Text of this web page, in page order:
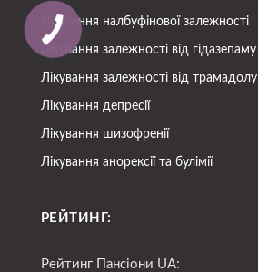
Лікування налбуфінової залежності
Лікування залежності від гідазепаму
Лікування залежності від трамадолу
Лікування депресії
Лікування шизофренії
Лікування анорексії та булімії
РЕЙТИНГ:
Рейтинг Пансіони UA: